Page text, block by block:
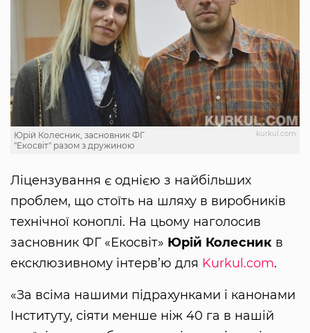
kurkul.com
Юрій Колесник, засновник ФГ
"Екосвіт" разом з дружиною
Ліцензування є однією з найбільших
проблем, що стоїть на шляху в виробників
технічної коноплі. На цьому наголосив
засновник ФГ «Екосвіт» Юрій Колесник в
ексклюзивному інтерв’ю для Kurkul.com.
«За всіма нашими підрахунками і канонами
Інституту, сіяти менше ніж 40 га в нашій